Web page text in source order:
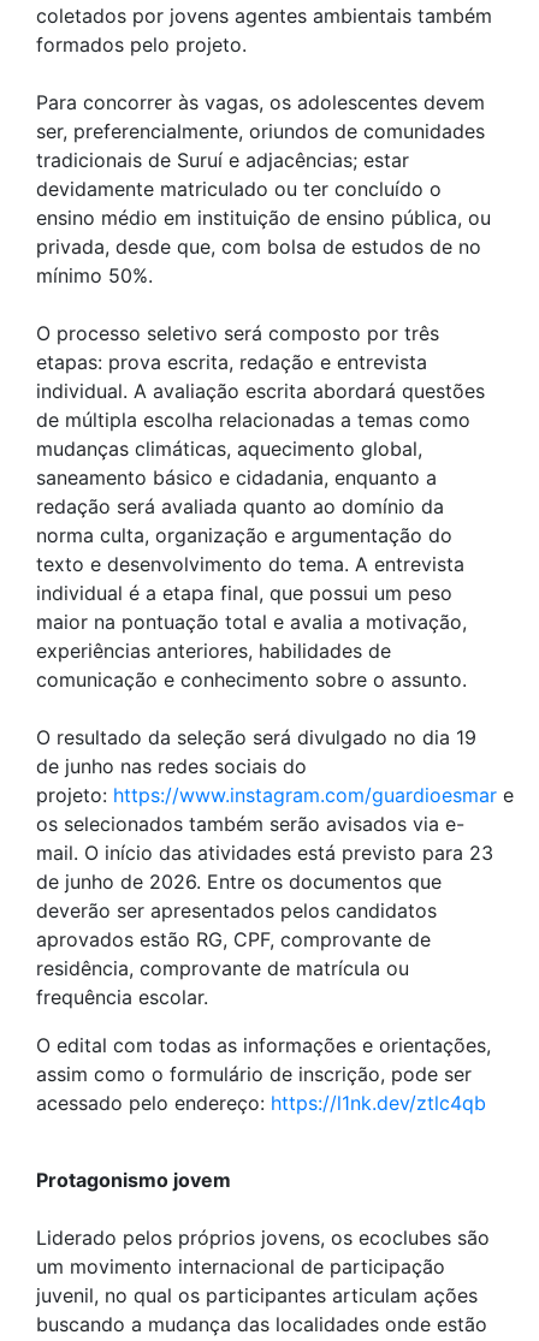
coletados por jovens agentes ambientais também
formados pelo projeto.
Para concorrer às vagas, os adolescentes devem
ser, preferencialmente, oriundos de comunidades
tradicionais de Suruí e adjacências; estar
devidamente matriculado ou ter concluído o
ensino médio em instituição de ensino pública, ou
privada, desde que, com bolsa de estudos de no
mínimo 50%.
O processo seletivo será composto por três
etapas: prova escrita, redação e entrevista
individual. A avaliação escrita abordará questões
de múltipla escolha relacionadas a temas como
mudanças climáticas, aquecimento global,
saneamento básico e cidadania, enquanto a
redação será avaliada quanto ao domínio da
norma culta, organização e argumentação do
texto e desenvolvimento do tema. A entrevista
individual é a etapa final, que possui um peso
maior na pontuação total e avalia a motivação,
experiências anteriores, habilidades de
comunicação e conhecimento sobre o assunto.
O resultado da seleção será divulgado no dia 19
de junho nas redes sociais do
projeto: https://www.instagram.com/guardioesmar e
os selecionados também serão avisados via e-
mail. O início das atividades está previsto para 23
de junho de 2026. Entre os documentos que
deverão ser apresentados pelos candidatos
aprovados estão RG, CPF, comprovante de
residência, comprovante de matrícula ou
frequência escolar.
O edital com todas as informações e orientações,
assim como o formulário de inscrição, pode ser
acessado pelo endereço: https://l1nk.dev/ztlc4qb
Protagonismo jovem
Liderado pelos próprios jovens, os ecoclubes são
um movimento internacional de participação
juvenil, no qual os participantes articulam ações
buscando a mudança das localidades onde estão